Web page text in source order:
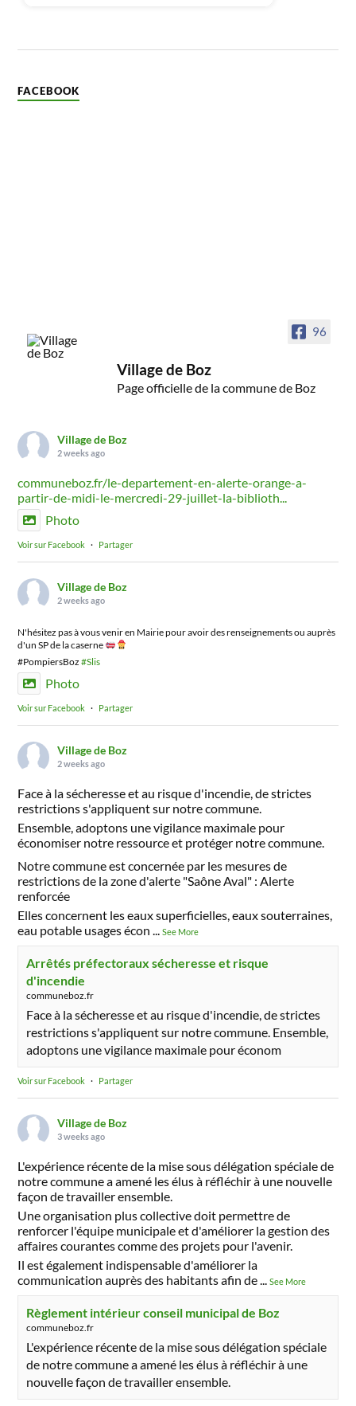
FACEBOOK
96
Village de Boz
Page officielle de la commune de Boz
Village de Boz
2 weeks ago
communeboz.fr/le-departement-en-alerte-orange-a-
partir-de-midi-le-mercredi-29-juillet-la-biblioth...
Photo
Voir sur Facebook · Partager
Village de Boz
2 weeks ago
N'hésitez pas à vous venir en Mairie pour avoir des renseignements ou auprès
d'un SP de la caserne
#PompiersBoz#Slis
Photo
Voir sur Facebook · Partager
Village de Boz
2 weeks ago
Face à la sécheresse et au risque d'incendie, de strictes
restrictions s'appliquent sur notre commune.
Ensemble, adoptons une vigilance maximale pour
économiser notre ressource et protéger notre commune.
Notre commune est concernée par les mesures de
restrictions de la zone d'alerte "Saône Aval" : Alerte
renforcée
Elles concernent les eaux superficielles, eaux souterraines,
eau potable usages écon ...See More
Arrêtés préfectoraux sécheresse et risque
d'incendie
communeboz.fr
Face à la sécheresse et au risque d'incendie, de strictes
restrictions s'appliquent sur notre commune. Ensemble,
adoptons une vigilance maximale pour économ
Voir sur Facebook · Partager
Village de Boz
3 weeks ago
L'expérience récente de la mise sous délégation spéciale de
notre commune a amené les élus à réfléchir à une nouvelle
façon de travailler ensemble.
Une organisation plus collective doit permettre de
renforcer l'équipe municipale et d'améliorer la gestion des
affaires courantes comme des projets pour l'avenir.
Il est également indispensable d'améliorer la
communication auprès des habitants afin de...See More
Règlement intérieur conseil municipal de Boz
communeboz.fr
L'expérience récente de la mise sous délégation spéciale
de notre commune a amené les élus à réfléchir à une
nouvelle façon de travailler ensemble.